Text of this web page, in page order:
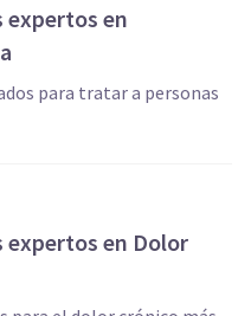
expertos en
para tratar a personas
expertos en Dolor